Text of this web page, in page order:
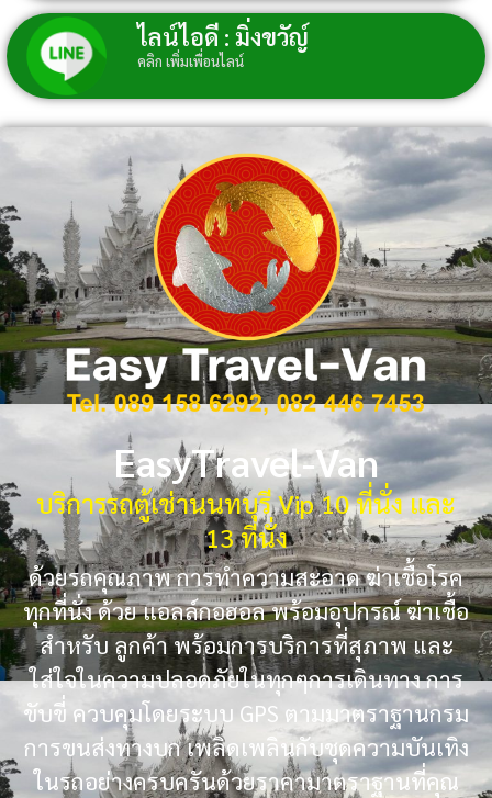
ไลน์ไอดี : มิ่งขวัญ์
คลิก เพิ่มเพื่อนไลน์
EasyTravel-Van
บริการรถตู้เช่านนทบุรี Vip 10 ที่นั่ง และ
13 ที่นั่ง
ด้วยรถคุณภาพ การทำความสะอาด ฆ่าเชื้อโรค
ทุกที่นั่ง ด้วย แอลล์กอฮอล พร้อมอุปกรณ์ ฆ่าเชื้อ
สำหรับ ลูกค้า พร้อมการบริการที่สุภาพ และ
ใส่ใจในความปลอดภัยในทุกๆการเดินทาง การ
ขับขี่ ควบคุมโดยระบบ GPS ตามมาตราฐานกรม
การขนส่งทางบก เพลิดเพลินกับชุดความบันเทิง
ในรถอย่างครบครันด้วยราคามาตราฐานที่คุณ